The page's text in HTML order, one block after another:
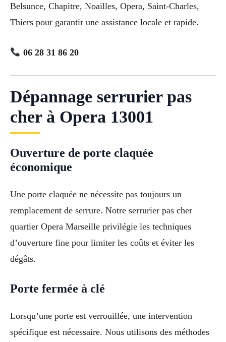
Belsunce, Chapitre, Noailles, Opera, Saint-Charles,
Thiers pour garantir une assistance locale et rapide.
06 28 31 86 20
Dépannage serrurier pas
cher à Opera 13001
Ouverture de porte claquée
économique
Une porte claquée ne nécessite pas toujours un
remplacement de serrure. Notre serrurier pas cher
quartier Opera Marseille privilégie les techniques
d’ouverture fine pour limiter les coûts et éviter les
dégâts.
Porte fermée à clé
Lorsqu’une porte est verrouillée, une intervention
spécifique est nécessaire. Nous utilisons des méthodes